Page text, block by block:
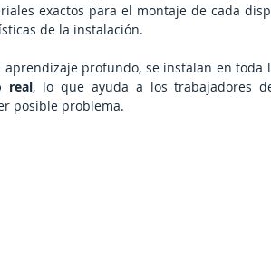
exactos para el montaje de cada
de la instalación.
real, lo que ayuda a los trabajadores
posible problema.